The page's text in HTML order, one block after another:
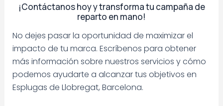
¡Contáctanos hoy y transforma tu campaña de
reparto en mano!
No dejes pasar la oportunidad de maximizar el
impacto de tu marca. Escríbenos para obtener
más información sobre nuestros servicios y cómo
podemos ayudarte a alcanzar tus objetivos en
Esplugas de Llobregat, Barcelona.